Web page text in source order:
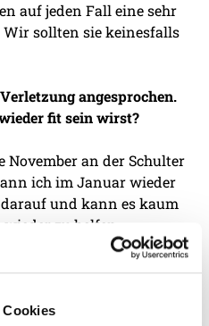
Cookies
auf jeden Fall eine sehr
Wir sollten sie keinesfalls
angesprochen.
fit sein wirst?
November an der Schulter
ich im Januar wieder
und kann es kaum
zu helfen.